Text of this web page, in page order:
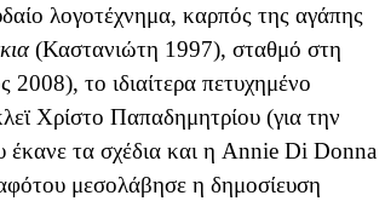
λογοτέχνημα, καρπός της αγάπης
(Καστανιώτη 1997), σταθμό στη
2008), το ιδιαίτερα πετυχημένο
Χρίστο Παπαδημητρίου (για την
τα σχέδια και η Annie Di Donna
μεσολάβησε η δημοσίευση